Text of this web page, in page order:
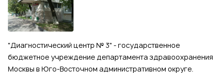
"Диагностический центр № 3" - государственное
бюджетное учреждение департамента здравоохранения
Москвы в Юго-Восточном административном округе.